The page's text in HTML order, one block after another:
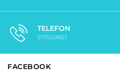
TELEFON
0770224651
FACEBOOK